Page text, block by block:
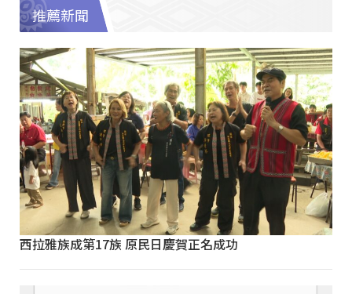
推薦新聞
西拉雅族成第17族 原民日慶賀正名成功